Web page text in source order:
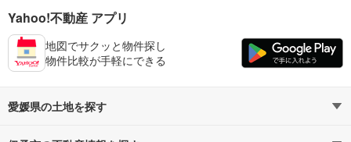
Yahoo!不動産 アプリ
地図でサクッと物件探し
物件比較が手軽にできる
愛媛県の土地を探す